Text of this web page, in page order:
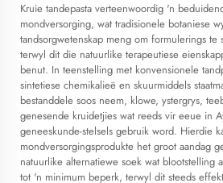
Kruie tandepasta verteenwoordig 'n
mondversorging, wat tradisionele botaniese
tandsorgwetenskap meng om formulerings te
terwyl dit die natuurlike terapeutiese
benut. In teenstelling met konvensionele
sintetiese chemikalieë en skuurmiddels
bestanddele soos neem, klowe, ystergrys,
genesende kruidetjies wat reeds vir eeue in
geneeskunde-stelsels gebruik word. Hierdie
mondversorgingsprodukte het groot aandag
natuurlike alternatiewe soek wat blootstelling
tot 'n minimum beperk, terwyl dit steeds